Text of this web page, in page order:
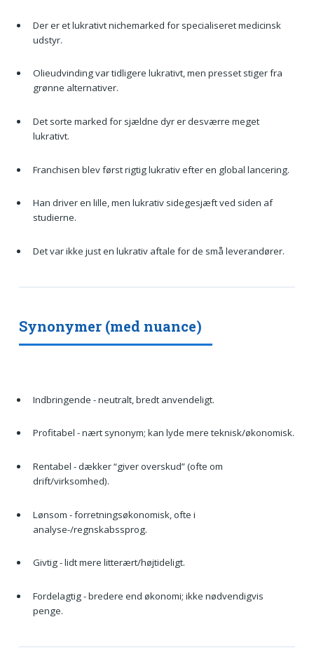
Der er et lukrativt nichemarked for specialiseret medicinsk
udstyr.
Olieudvinding var tidligere lukrativt, men presset stiger fra
grønne alternativer.
Det sorte marked for sjældne dyr er desværre meget
lukrativt.
Franchisen blev først rigtig lukrativ efter en global lancering.
Han driver en lille, men lukrativ sidegesjæft ved siden af
studierne.
Det var ikke just en lukrativ aftale for de små leverandører.
Synonymer (med nuance)
Indbringende - neutralt, bredt anvendeligt.
Profitabel - nært synonym; kan lyde mere teknisk/økonomisk.
Rentabel - dækker “giver overskud” (ofte om
drift/virksomhed).
Lønsom - forretningsøkonomisk, ofte i
analyse-/regnskabssprog.
Givtig - lidt mere litterært/højtideligt.
Fordelagtig - bredere end økonomi; ikke nødvendigvis
penge.